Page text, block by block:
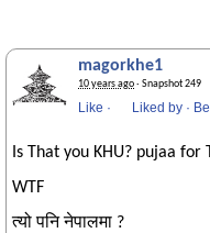
magorkhe1
10 years ago· Snapshot 249
Like · Liked by ·
Is That you KHU? pujaa for
WTF
त्यो पनि नेपालमा ?